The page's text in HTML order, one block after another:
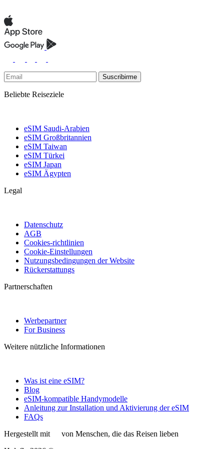
Suscribirme
Beliebte Reiseziele
eSIM Saudi-Arabien
eSIM Großbritannien
eSIM Taiwan
eSIM Türkei
eSIM Japan
eSIM Ägypten
Legal
Datenschutz
AGB
Cookies-richtlinien
Cookie-Einstellungen
Nutzungsbedingungen der Website
Rückerstattungs
Partnerschaften
Werbepartner
For Business
Weitere nützliche Informationen
Was ist eine eSIM?
Blog
eSIM-kompatible Handymodelle
Anleitung zur Installation und Aktivierung der eSIM
FAQs
Hergestellt mit
von Menschen, die das Reisen lieben